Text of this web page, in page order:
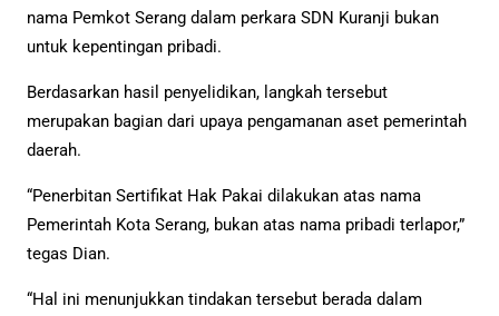
nama Pemkot Serang dalam perkara SDN Kuranji bukan
untuk kepentingan pribadi.
Berdasarkan hasil penyelidikan, langkah tersebut
merupakan bagian dari upaya pengamanan aset pemerintah
daerah.
“Penerbitan Sertifikat Hak Pakai dilakukan atas nama
Pemerintah Kota Serang, bukan atas nama pribadi terlapor,”
tegas Dian.
“Hal ini menunjukkan tindakan tersebut berada dalam